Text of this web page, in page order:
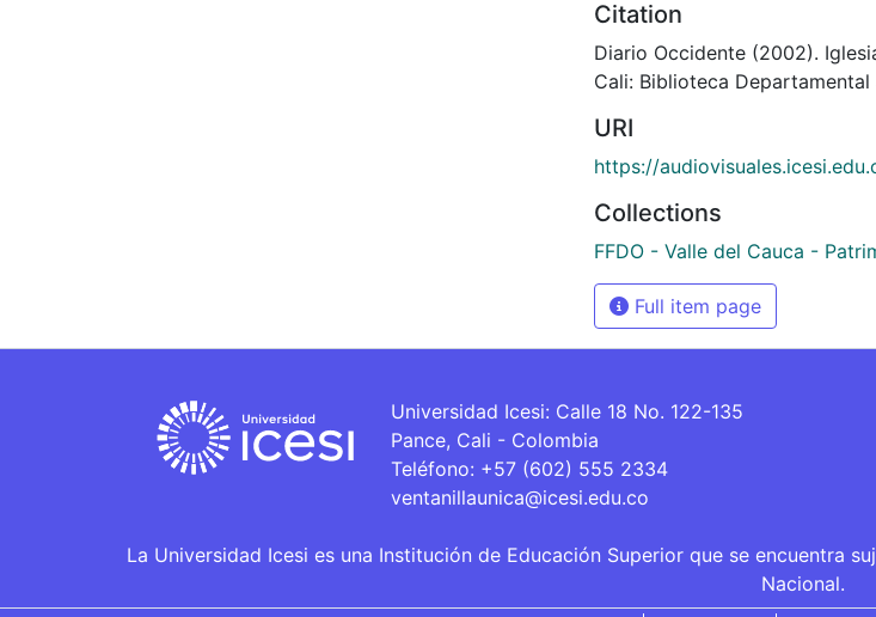
Citation
Diario Occidente (2002).
Cali: Biblioteca
URI
https://
Collections
FFDO - Valle del Cauca -
Full item page
Universidad Icesi: Calle 18 No. 122-135
Pance, Cali - Colombia
Teléfono: +57 (602) 555 2334
ventanillaunica@icesi.edu.co
La Universidad Icesi es una Institución de Educación Superior que se encuentra
Nacional.